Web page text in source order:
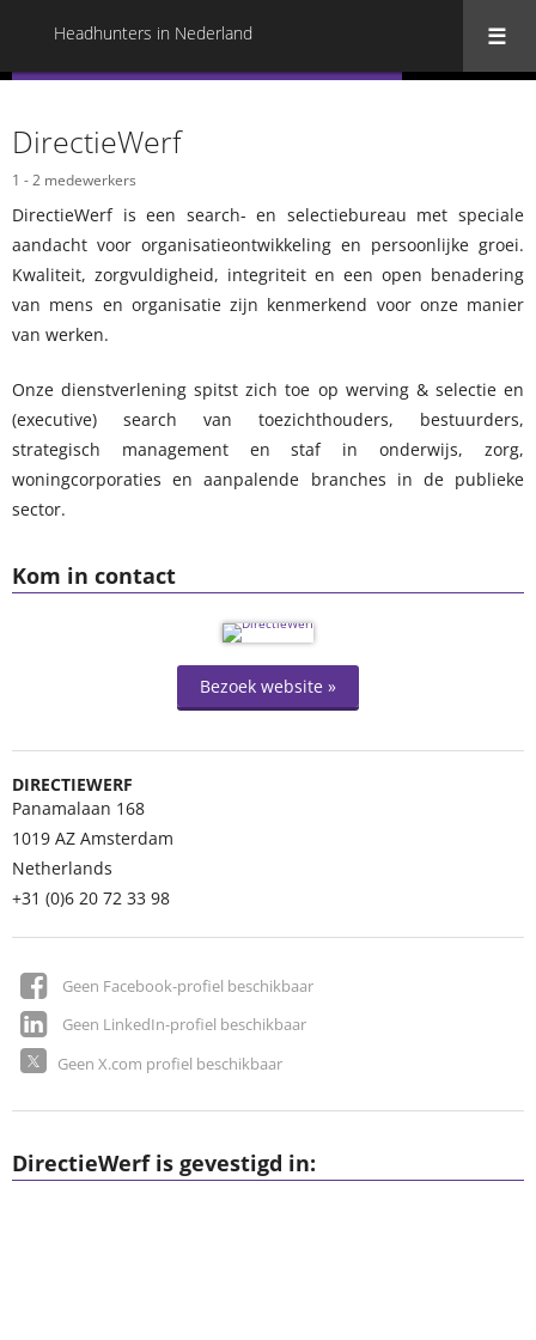
Headhunters in Nederland
Kom in contact
Bezoek website »
DIRECTIEWERF
Panamalaan 168
1019 AZ Amsterdam
Netherlands
+31 (0)6 20 72 33 98
Geen Facebook-profiel beschikbaar
Geen LinkedIn-profiel beschikbaar
Geen X.com profiel beschikbaar
DirectieWerf
1 - 2 medewerkers
DirectieWerf is een search- en selectiebureau met speciale
aandacht voor organisatieontwikkeling en persoonlijke groei.
Kwaliteit, zorgvuldigheid, integriteit en een open benadering
van mens en organisatie zijn kenmerkend voor onze manier
van werken.
Onze dienstverlening spitst zich toe op werving & selectie en
(executive) search van toezichthouders, bestuurders,
strategisch management en staf in onderwijs, zorg,
woningcorporaties en aanpalende branches in de publieke
sector.
DirectieWerf is gevestigd in: